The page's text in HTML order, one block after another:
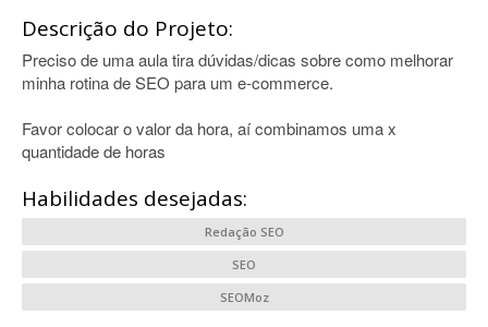
Descrição do Projeto:
Preciso de uma aula tira dúvidas/dicas sobre como melhorar
minha rotina de SEO para um e-commerce.
Favor colocar o valor da hora, aí combinamos uma x
quantidade de horas
Habilidades desejadas:
Redação SEO
SEO
SEOMoz